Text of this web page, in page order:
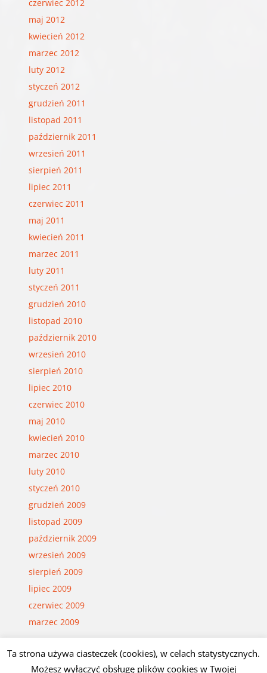
czerwiec 2012
maj 2012
kwiecień 2012
marzec 2012
luty 2012
styczeń 2012
grudzień 2011
listopad 2011
październik 2011
wrzesień 2011
sierpień 2011
lipiec 2011
czerwiec 2011
maj 2011
kwiecień 2011
marzec 2011
luty 2011
styczeń 2011
grudzień 2010
listopad 2010
październik 2010
wrzesień 2010
sierpień 2010
lipiec 2010
czerwiec 2010
maj 2010
kwiecień 2010
marzec 2010
luty 2010
styczeń 2010
grudzień 2009
listopad 2009
październik 2009
wrzesień 2009
sierpień 2009
lipiec 2009
czerwiec 2009
marzec 2009
© Czesław Białczyński
Ta strona używa ciasteczek (cookies), w celach statystycznych.
Możesz wyłączyć obsługę plików cookies w Twojej